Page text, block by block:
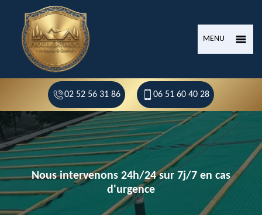
MENU
02 52 56 31 86 06 51 60 40 28
Nous intervenons 24h/24 sur 7j/7 en cas
d'urgence